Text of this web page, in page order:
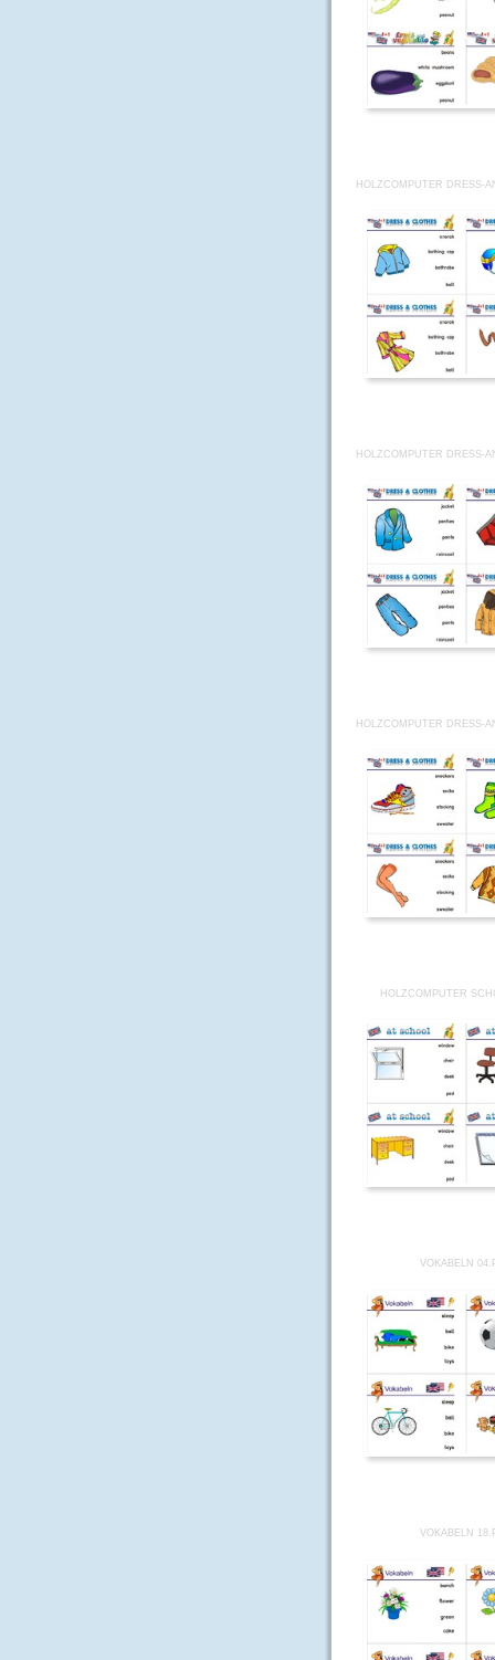
HOLZCOMPUTER DRESS-
HOLZCOMPUTER DRESS-
HOLZCOMPUTER DRESS-
HOLZCOMPUTER
VOKABELN
VOKABELN